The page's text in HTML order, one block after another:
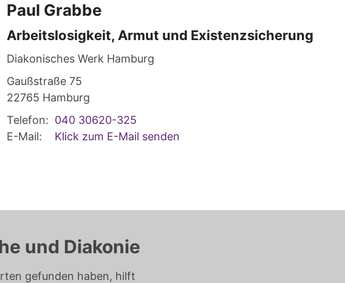
Paul Grabbe
Arbeitslosigkeit, Armut und Existenzsicherung
Diakonisches Werk Hamburg
Gaußstraße 75
22765 Hamburg
Telefon: 040 30620-325
E-Mail:
Klick zum E-Mail senden
und Diakonie
gefunden haben, hilft